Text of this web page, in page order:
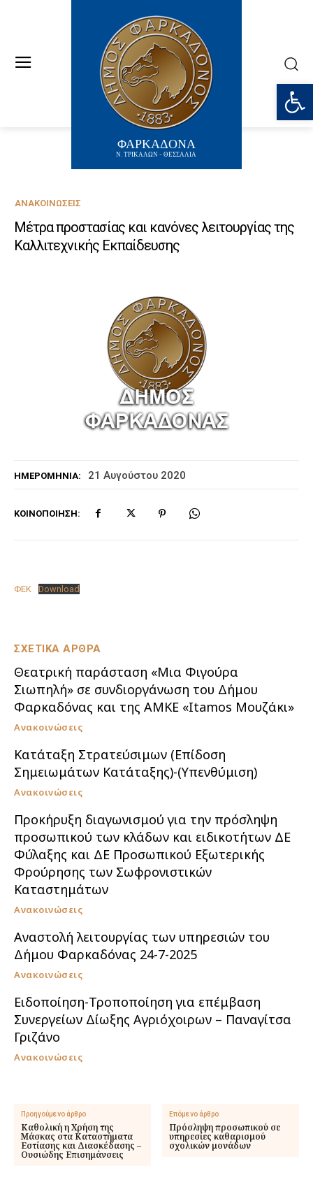
ΦΑΡΚΑΔΟΝΑ
Ν. ΤΡΙΚΑΛΩΝ - ΘΕΣΣΑΛΙΑ
ΗΜΕΡΟΜΗΝΊΑ: 21 Αυγούστου 2020
ΚΟΙΝΟΠΟΊΗΣΗ:
ΑΝΑΚΟΙΝΏΣΕΙΣ
Μέτρα προστασίας και κανόνες λειτουργίας της
Καλλιτεχνικής Εκπαίδευσης
ΣΧΕΤΙΚΑ ΑΡΘΡΑ
Θεατρική παράσταση «Μια Φιγούρα
Σιωπηλή» σε συνδιοργάνωση του Δήμου
Φαρκαδόνας και της ΑΜΚΕ «Itamos Μουζάκι»
Ανακοινώσεις
Κατάταξη Στρατεύσιμων (Επίδοση
Σημειωμάτων Κατάταξης)-(Υπενθύμιση)
Ανακοινώσεις
Προκήρυξη διαγωνισμού για την πρόσληψη
προσωπικού των κλάδων και ειδικοτήτων ΔΕ
Φύλαξης και ΔΕ Προσωπικού Εξωτερικής
Φρούρησης των Σωφρονιστικών
Καταστημάτων
Ανακοινώσεις
Αναστολή λειτουργίας των υπηρεσιών του
Δήμου Φαρκαδόνας 24-7-2025
Ανακοινώσεις
Ειδοποίηση-Τροποποίηση για επέμβαση
Συνεργείων Δίωξης Αγριόχοιρων – Παναγίτσα
Γριζάνο
Ανακοινώσεις
ΦΕΚ Download
Προηγούμενο άρθρο
Καθολική η Χρήση της
Μάσκας στα Καταστήματα
Εστίασης και Διασκέδασης –
Ουσιώδης Επισημάνσεις
Επόμενο άρθρο
Πρόσληψη προσωπικού σε
υπηρεσίες καθαρισμού
σχολικών μονάδων